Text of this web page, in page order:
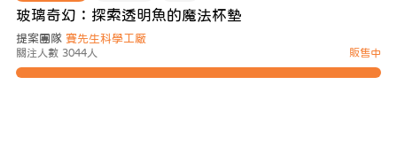
玻璃奇幻：探索透明魚的魔法杯墊
提案團隊 賽先生科學工厰
關注人數 3044人 販售中